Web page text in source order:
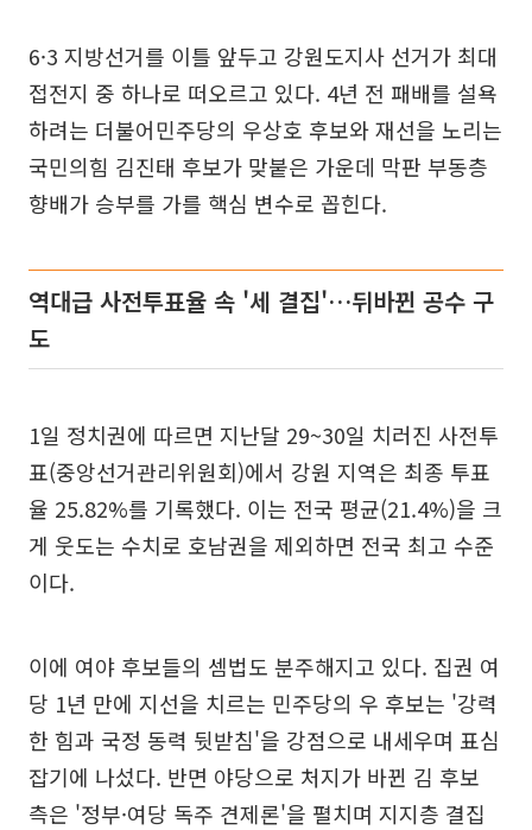
6·3 지방선거를 이틀 앞두고 강원도지사 선거가 최대
접전지 중 하나로 떠오르고 있다. 4년 전 패배를 설욕
하려는 더불어민주당의 우상호 후보와 재선을 노리는
국민의힘 김진태 후보가 맞붙은 가운데 막판 부동층
향배가 승부를 가를 핵심 변수로 꼽힌다.
역대급 사전투표율 속 '세 결집'…뒤바뀐 공수 구
도
1일 정치권에 따르면 지난달 29~30일 치러진 사전투
표(중앙선거관리위원회)에서 강원 지역은 최종 투표
율 25.82%를 기록했다. 이는 전국 평균(21.4%)을 크
게 웃도는 수치로 호남권을 제외하면 전국 최고 수준
이다.
이에 여야 후보들의 셈법도 분주해지고 있다. 집권 여
당 1년 만에 지선을 치르는 민주당의 우 후보는 '강력
한 힘과 국정 동력 뒷받침'을 강점으로 내세우며 표심
잡기에 나섰다. 반면 야당으로 처지가 바뀐 김 후보
측은 '정부·여당 독주 견제론'을 펼치며 지지층 결집